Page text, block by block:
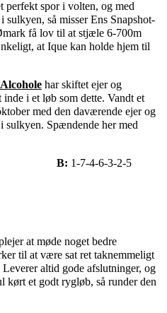
perfekt spor i volten, og med
så misser Ens Snapshot-
få lov til at stjæle 6-700m
at Ique kan holde hjem til
har skiftet ejer og
i et løb som dette. Vandt et
med den daværende ejer og
Spændende her med
B: 1-7-4-6-3-2-5
at møde noget bedre
til at være sat ret taknemmeligt
altid gode afslutninger, og
kørt et godt rygløb, så runder den